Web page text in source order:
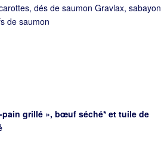
dés de saumon Gravlax, sabayon
de saumon
grillé », bœuf séché* et tuile de